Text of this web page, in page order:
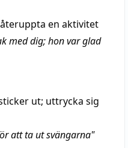
en aktivitet
med dig; hon var glad
ut; uttrycka sig
att ta ut svängarna"